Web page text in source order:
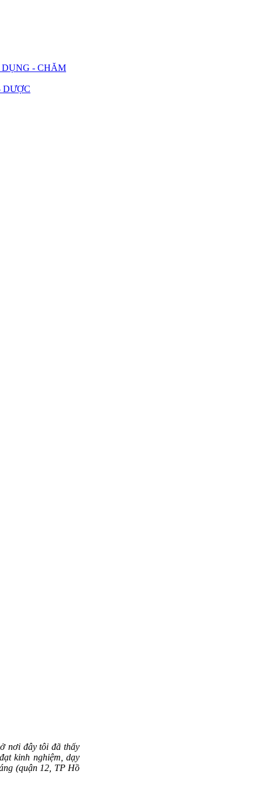
- CHĂM
DƯỢC
nơi đây tôi đã thấy
kinh nghiệm, dạy
(quận 12, TP Hồ